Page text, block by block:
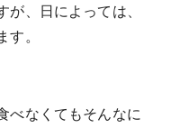
、日によっては、
。
べなくてもそんなに